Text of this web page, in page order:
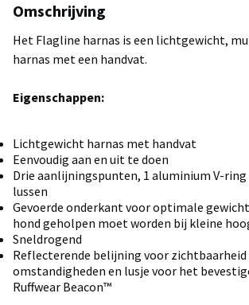
Omschrijving
Het Flagline harnas is een lichtgewicht,
harnas met een handvat.
Eigenschappen:
Lichtgewicht harnas met handvat
Eenvoudig aan en uit te doen
Drie aanlijningspunten, 1 aluminium V-ring
lussen
Gevoerde onderkant voor optimale
hond geholpen moet worden bij kleine
Sneldrogend
Reflecterende belijning voor zichtbaarheid
omstandigheden en lusje voor het
Ruffwear Beacon™